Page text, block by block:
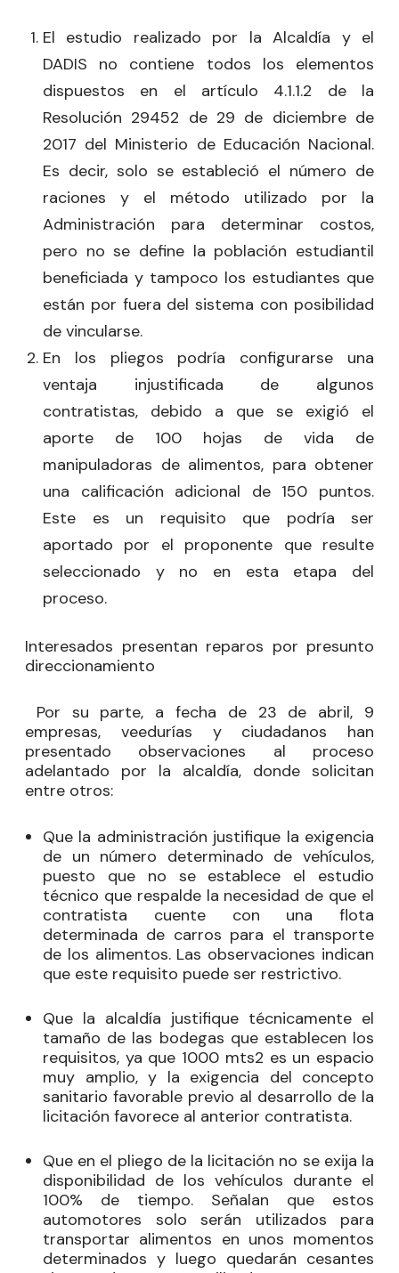
El estudio realizado por la Alcaldía y el
DADIS no contiene todos los elementos
dispuestos en el artículo 4.1.1.2 de la
Resolución 29452 de 29 de diciembre de
2017 del Ministerio de Educación Nacional.
Es decir, solo se estableció el número de
raciones y el método utilizado por la
Administración para determinar costos,
pero no se define la población estudiantil
beneficiada y tampoco los estudiantes que
están por fuera del sistema con posibilidad
de vincularse.
En los pliegos podría configurarse una
ventaja injustificada de algunos
contratistas, debido a que se exigió el
aporte de 100 hojas de vida de
manipuladoras de alimentos, para obtener
una calificación adicional de 150 puntos.
Este es un requisito que podría ser
aportado por el proponente que resulte
seleccionado y no en esta etapa del
proceso.
Interesados presentan reparos por presunto
direccionamiento
Por su parte, a fecha de 23 de abril, 9
empresas, veedurías y ciudadanos han
presentado observaciones al proceso
adelantado por la alcaldía, donde solicitan
entre otros:
Que la administración justifique la exigencia
de un número determinado de vehículos,
puesto que no se establece el estudio
técnico que respalde la necesidad de que el
contratista cuente con una flota
determinada de carros para el transporte
de los alimentos. Las observaciones indican
que este requisito puede ser restrictivo.
Que la alcaldía justifique técnicamente el
tamaño de las bodegas que establecen los
requisitos, ya que 1000 mts2 es un espacio
muy amplio, y la exigencia del concepto
sanitario favorable previo al desarrollo de la
licitación favorece al anterior contratista.
Que en el pliego de la licitación no se exija la
disponibilidad de los vehículos durante el
100% de tiempo. Señalan que estos
automotores solo serán utilizados para
transportar alimentos en unos momentos
determinados y luego quedarán cesantes